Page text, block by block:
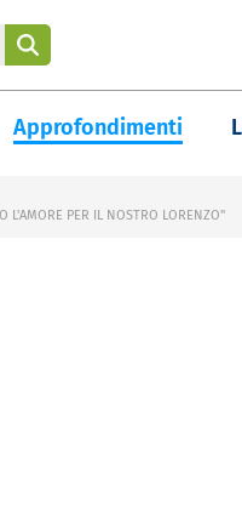
Approfondimenti
L'AMORE PER IL NOSTRO LORENZO"